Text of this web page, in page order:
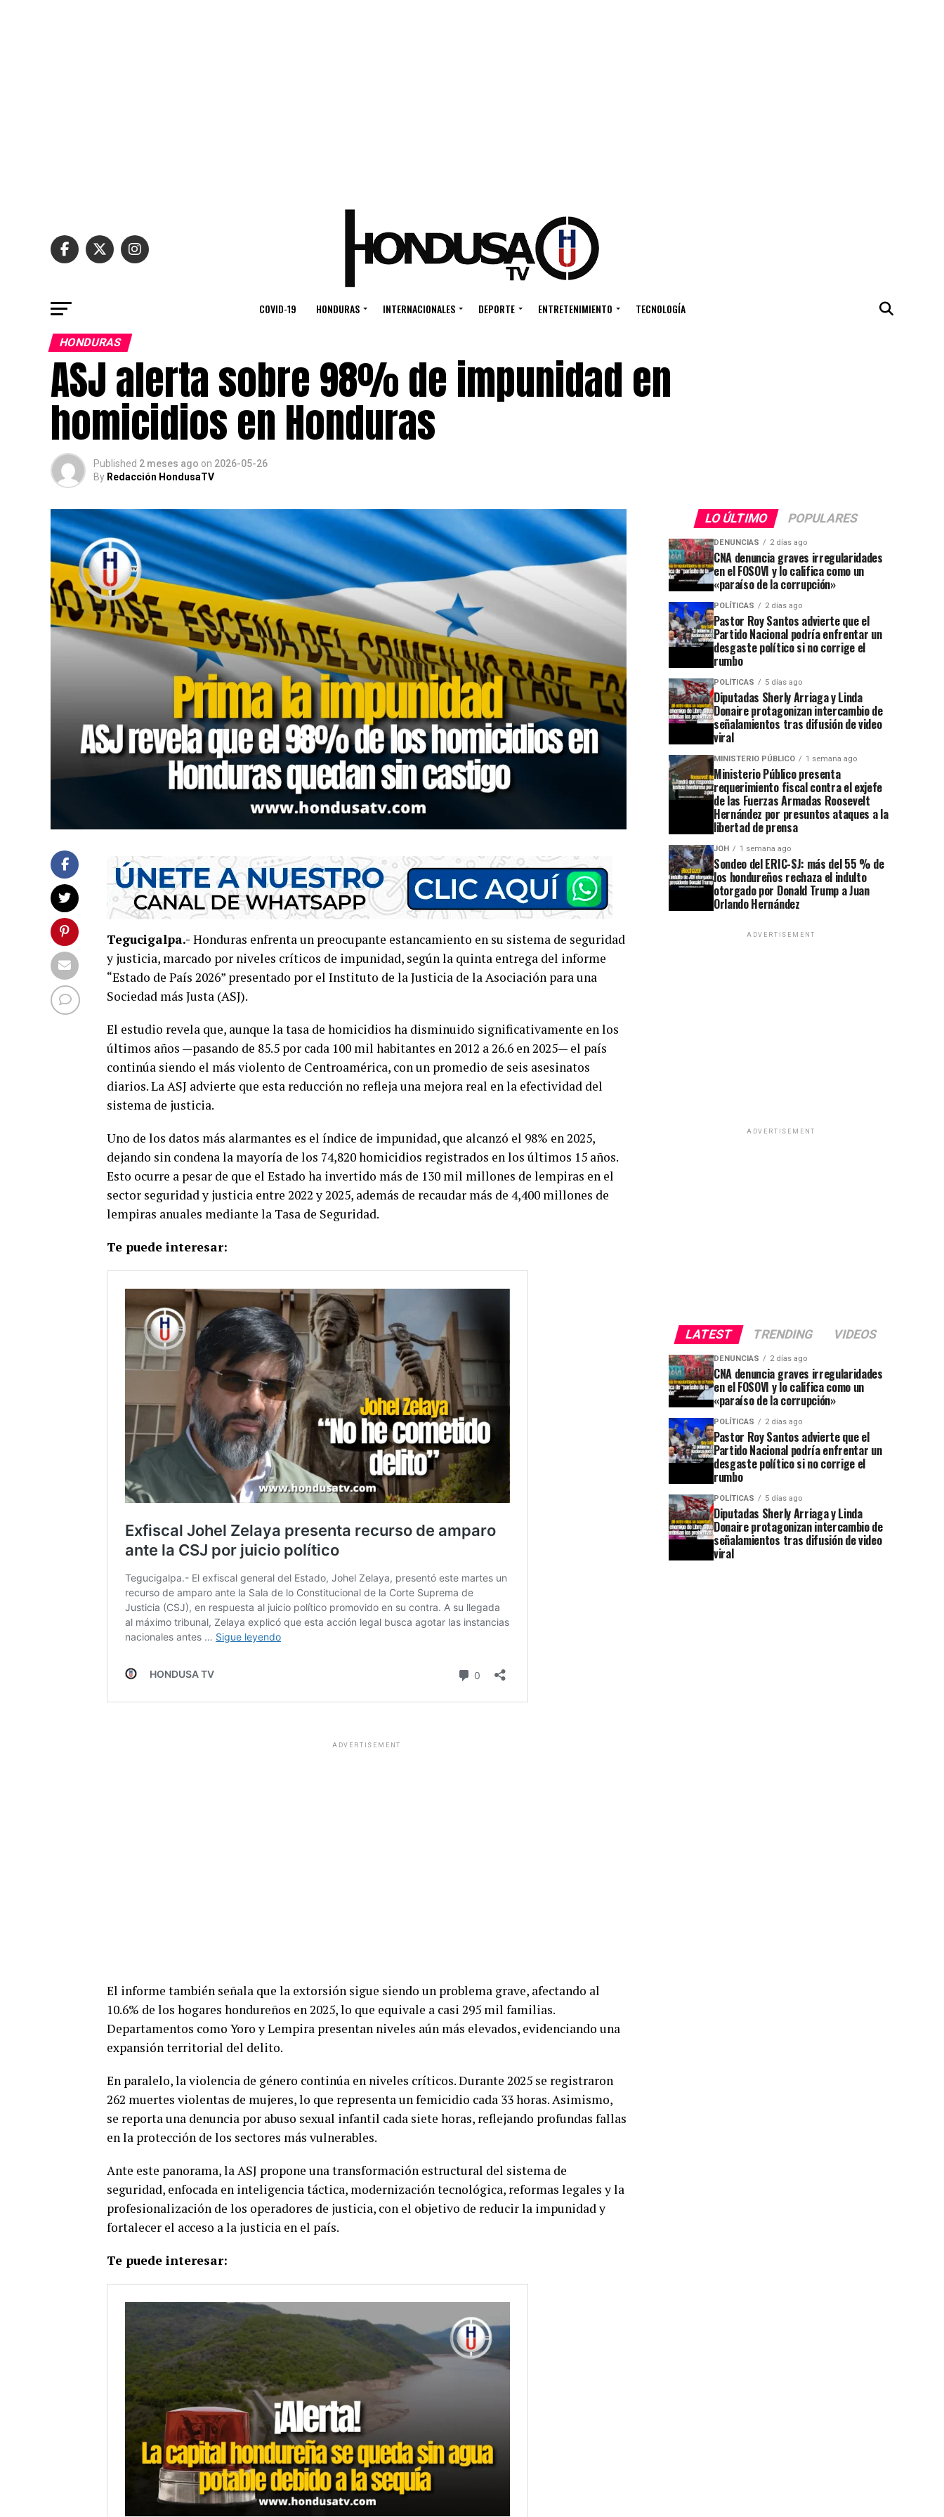
COVID-19 HONDURAS INTERNACIONALES DEPORTE ENTRETENIMIENTO TECNOLOGÍA
HONDURAS
ASJ alerta sobre 98% de impunidad en
homicidios en Honduras
Published 2 meses ago on 2026-05-26
By Redacción HondusaTV
Tegucigalpa.- Honduras enfrenta un preocupante estancamiento en su sistema de seguridad
y justicia, marcado por niveles críticos de impunidad, según la quinta entrega del informe
“Estado de País 2026” presentado por el Instituto de la Justicia de la Asociación para una
Sociedad más Justa (ASJ).
El estudio revela que, aunque la tasa de homicidios ha disminuido significativamente en los
últimos años —pasando de 85.5 por cada 100 mil habitantes en 2012 a 26.6 en 2025— el país
continúa siendo el más violento de Centroamérica, con un promedio de seis asesinatos
diarios. La ASJ advierte que esta reducción no refleja una mejora real en la efectividad del
sistema de justicia.
Uno de los datos más alarmantes es el índice de impunidad, que alcanzó el 98% en 2025,
dejando sin condena la mayoría de los 74,820 homicidios registrados en los últimos 15 años.
Esto ocurre a pesar de que el Estado ha invertido más de 130 mil millones de lempiras en el
sector seguridad y justicia entre 2022 y 2025, además de recaudar más de 4,400 millones de
lempiras anuales mediante la Tasa de Seguridad.
Te puede interesar:
ADVERTISEMENT
El informe también señala que la extorsión sigue siendo un problema grave, afectando al
10.6% de los hogares hondureños en 2025, lo que equivale a casi 295 mil familias.
Departamentos como Yoro y Lempira presentan niveles aún más elevados, evidenciando una
expansión territorial del delito.
En paralelo, la violencia de género continúa en niveles críticos. Durante 2025 se registraron
262 muertes violentas de mujeres, lo que representa un femicidio cada 33 horas. Asimismo,
se reporta una denuncia por abuso sexual infantil cada siete horas, reflejando profundas fallas
en la protección de los sectores más vulnerables.
Ante este panorama, la ASJ propone una transformación estructural del sistema de
seguridad, enfocada en inteligencia táctica, modernización tecnológica, reformas legales y la
profesionalización de los operadores de justicia, con el objetivo de reducir la impunidad y
fortalecer el acceso a la justicia en el país.
Te puede interesar:
LO ÚLTIMO POPULARES
DENUNCIAS 2 días ago
CNA denuncia graves irregularidades
en el FOSOVI y lo califica como un
«paraíso de la corrupción»
POLÍTICAS 2 días ago
Pastor Roy Santos advierte que el
Partido Nacional podría enfrentar un
desgaste político si no corrige el
rumbo
POLÍTICAS 5 días ago
Diputadas Sherly Arriaga y Linda
Donaire protagonizan intercambio de
señalamientos tras difusión de video
viral
MINISTERIO PÚBLICO 1 semana ago
Ministerio Público presenta
requerimiento fiscal contra el exjefe
de las Fuerzas Armadas Roosevelt
Hernández por presuntos ataques a la
libertad de prensa
JOH 1 semana ago
Sondeo del ERIC-SJ: más del 55 % de
los hondureños rechaza el indulto
otorgado por Donald Trump a Juan
Orlando Hernández
ADVERTISEMENT
ADVERTISEMENT
LATEST TRENDING VIDEOS
DENUNCIAS 2 días ago
CNA denuncia graves irregularidades
en el FOSOVI y lo califica como un
«paraíso de la corrupción»
POLÍTICAS 2 días ago
Pastor Roy Santos advierte que el
Partido Nacional podría enfrentar un
desgaste político si no corrige el
rumbo
POLÍTICAS 5 días ago
Diputadas Sherly Arriaga y Linda
Donaire protagonizan intercambio de
señalamientos tras difusión de video
viral